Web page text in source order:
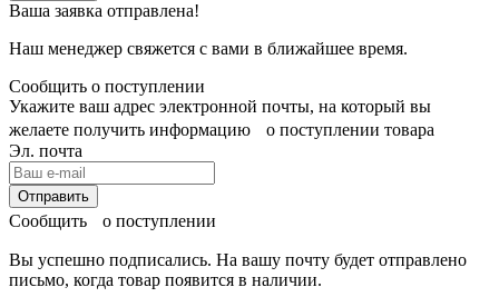
Ваша заявка отправлена!
Наш менеджер свяжется с вами в ближайшее время.
Сообщить о поступлении
Укажите ваш адрес электронной почты, на который вы
желаете получить информацию о поступлении товара
Эл. почта
Отправить
Сообщить о поступлении
Вы успешно подписались. На вашу почту будет отправлено
письмо, когда товар появится в наличии.